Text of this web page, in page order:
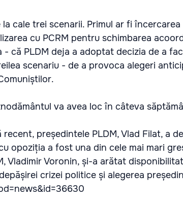
cale trei scenarii. Primul ar fi
cu PCRM pentru schimbarea
- că PLDM deja a adoptat decizia de a
scenariu - de a provoca alegeri
va avea loc în câteva
recent, președintele PLDM, Vlad Filat, a
opoziția a fost una din cele mai mari
Vladimir Voronin, și-a arătat
crizei politice și alegerea